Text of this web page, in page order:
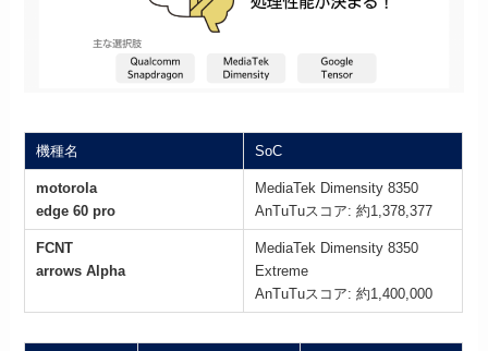
機種名 SoC
motorola
edge 60 pro
MediaTek Dimensity 8350
AnTuTuスコア: 約1,378,377
FCNT
arrows Alpha
MediaTek Dimensity 8350
Extreme
AnTuTuスコア: 約1,400,000